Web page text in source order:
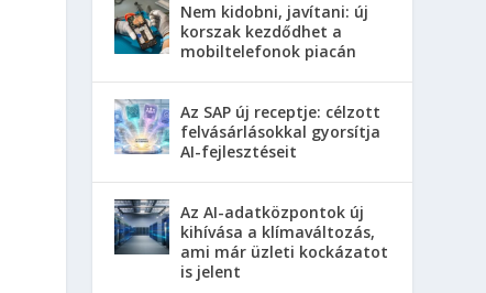
Nem kidobni, javítani: új
korszak kezdődhet a
mobiltelefonok piacán
Az SAP új receptje: célzott
felvásárlásokkal gyorsítja
AI-fejlesztéseit
Az AI-adatközpontok új
kihívása a klímaváltozás,
ami már üzleti kockázatot
is jelent